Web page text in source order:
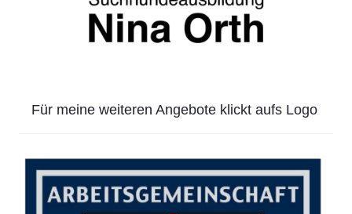
Für meine weiteren Angebote klickt aufs Logo